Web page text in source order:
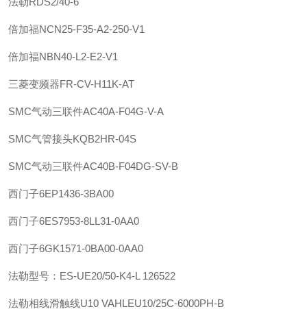
倍加福NCN25-F35-A2-250-V1
倍加福NBN40-L2-E2-V1
三菱变频器FR-CV-H11K-AT
SMC气动三联件AC40A-F04G-V-A
SMC气管接头KQB2HR-04S
SMC气动三联件AC40B-F04DG-SV-B
西门子6EP1436-3BA00
西门子6ES7953-8LL31-0AA0
西门子6GK1571-0BA00-0AA0
法勒型号：ES-UE20/50-K4-L 126522
法勒相线滑触线U10 VAHLEU10/25C-6000PH-B